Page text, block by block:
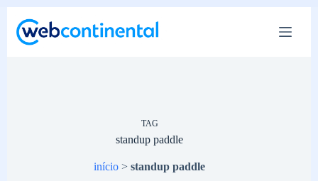
para
TAG
standup paddle
início >standup paddle